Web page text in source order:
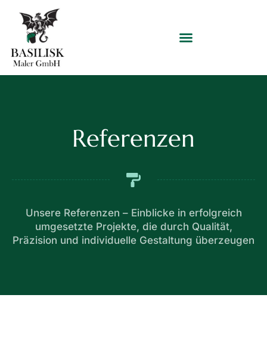
Referenzen
Unsere Referenzen – Einblicke in erfolgreich
umgesetzte Projekte, die durch Qualität,
Präzision und individuelle Gestaltung überzeugen